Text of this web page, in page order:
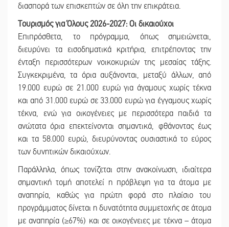
διασπορά των επισκεπτών σε όλη την επικράτεια.
Τουρισμός για Όλους 2026-2027: Οι δικαιούχοι
Επιπρόσθετα, το πρόγραμμα, όπως σημειώνεται,
διευρύνει τα εισοδηματικά κριτήρια, επιτρέποντας την
ένταξη περισσότερων νοικοκυριών της μεσαίας τάξης.
Συγκεκριμένα, τα όρια αυξάνονται, μεταξύ άλλων, από
19.000 ευρώ σε 21.000 ευρώ για άγαμους χωρίς τέκνα
και από 31.000 ευρώ σε 33.000 ευρώ για έγγαμους χωρίς
τέκνα, ενώ για οικογένειες με περισσότερα παιδιά τα
ανώτατα όρια επεκτείνονται σημαντικά, φθάνοντας έως
και τα 58.000 ευρώ, διευρύνοντας ουσιαστικά το εύρος
των δυνητικών δικαιούχων.
Παράλληλα, όπως τονίζεται στην ανακοίνωση, ιδιαίτερα
σημαντική τομή αποτελεί η πρόβλεψη για τα άτομα με
αναπηρία, καθώς για πρώτη φορά στο πλαίσιο του
προγράμματος δίνεται η δυνατότητα συμμετοχής σε άτομα
με αναπηρία (≥67%) και σε οικογένειες με τέκνα – άτομα